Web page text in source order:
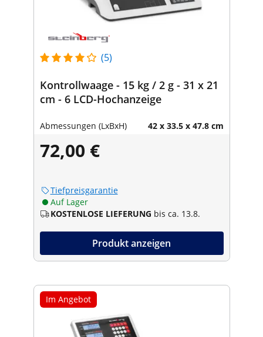
(5)
Kontrollwaage - 15 kg / 2 g - 31 x 21
cm - 6 LCD-Hochanzeige
Abmessungen (LxBxH) 42 x 33.5 x 47.8 cm
72,00 €
Tiefpreisgarantie
Auf Lager
KOSTENLOSE LIEFERUNG bis ca. 13.8.
Produkt anzeigen
Im Angebot